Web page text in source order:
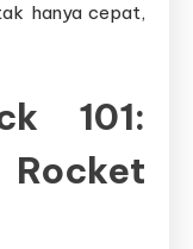
hanya cepat,
101: